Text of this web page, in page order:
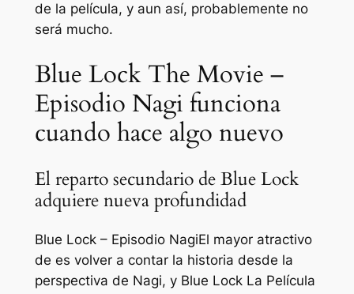
de la película, y aun así, probablemente no
será mucho.
Blue Lock The Movie –
Episodio Nagi funciona
cuando hace algo nuevo
El reparto secundario de Blue Lock
adquiere nueva profundidad
Blue Lock – Episodio NagiEl mayor atractivo
de es volver a contar la historia desde la
perspectiva de Nagi, y Blue Lock La Película